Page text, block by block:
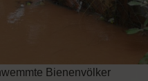
Bienenvölker